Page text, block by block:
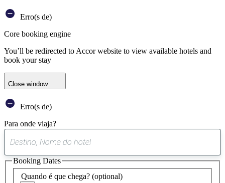
Erro(s de)
Core booking engine
You’ll be redirected to Accor website to view available hotels and
book your stay
Close window
Erro(s de)
Para onde viaja?
sugestão
encontrada
Quando é que chega? (optional)
Booking Dates